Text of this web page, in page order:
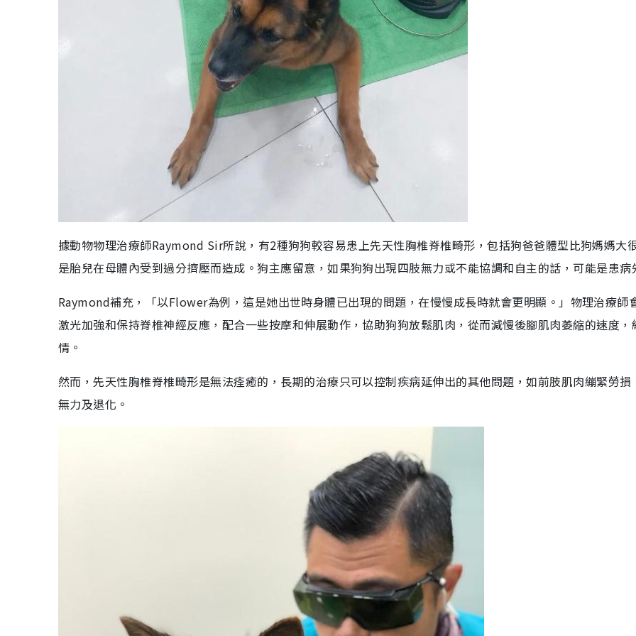
據動物物理治療師Raymond Sir所說，有2種狗狗較容易患上先天性胸椎脊椎畸形，包括狗爸爸體型比狗媽媽大
是胎兒在母體內受到過分擠壓而造成。狗主應留意，如果狗狗出現四肢無力或不能協調和自主的話，可能是患病
Raymond補充，「以Flower為例，這是她出世時身體已出現的問題，在慢慢成長時就會更明顯。」物理治療師
激光加強和保持脊椎神經反應，配合一些按摩和伸展動作，協助狗狗放鬆肌肉，從而減慢後腳肌肉萎縮的速度，
情。
然而，先天性胸椎脊椎畸形是無法痊癒的，長期的治療只可以控制疾病延伸出的其他問題，如前肢肌肉繃緊勞損
無力及退化。